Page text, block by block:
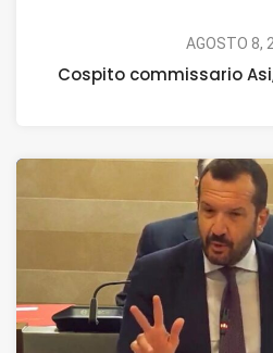
AGOSTO 8,
Cospito commissario